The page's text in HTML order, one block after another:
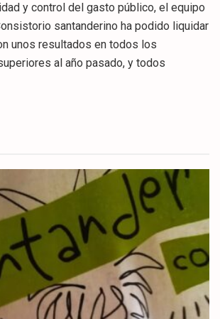
y control del gasto público, el equipo
santanderino ha podido liquidar
unos resultados en todos los
al año pasado, y todos